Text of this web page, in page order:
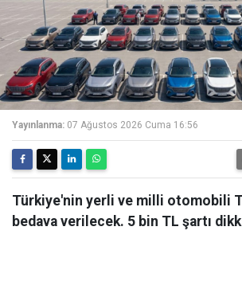
Yayınlanma: 07 Ağustos 2026 Cuma 16:56
Türkiye'nin yerli ve milli otomobili
bedava verilecek. 5 bin TL şartı